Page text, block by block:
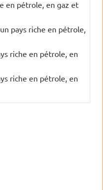
en pétrole, en gaz et
pays riche en pétrole,
riche en pétrole, en
riche en pétrole, en